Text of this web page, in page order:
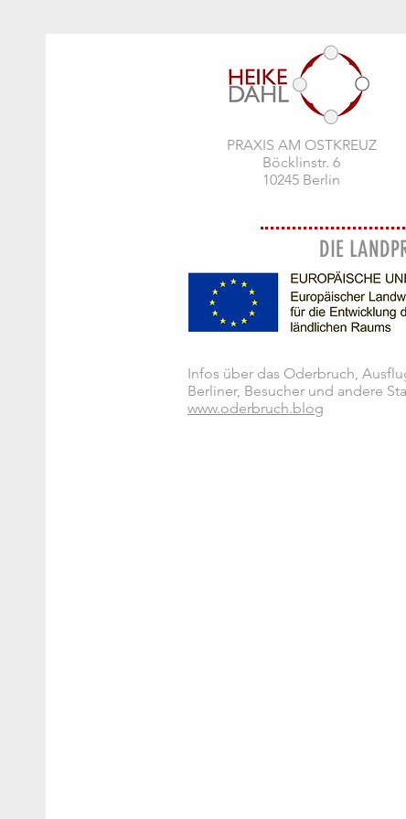
PRAXIS AM OSTKREUZ
Böcklinstr. 6
10245 Berlin
DIE
Infos über das Oderbruch,
Berliner, Besucher und andere
www.oderbruch.blog